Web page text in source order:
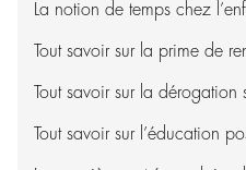
La notion de temps chez
Tout savoir sur la prime de
Tout savoir sur la dérogation
Tout savoir sur l’éducation